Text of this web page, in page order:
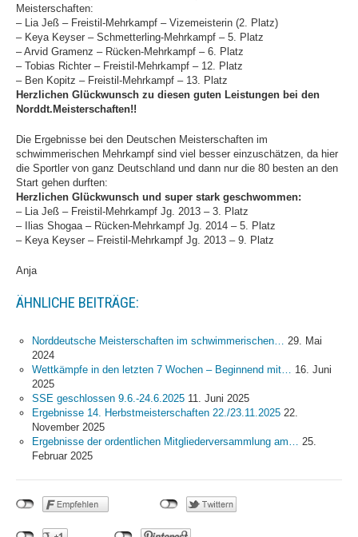
News
Trainingszeiten
Zingster Straße
News
Jugend
News
Termine
Bestenliste
Schwimmprojekt Sulzfelder
Straße
Termine
Bestenliste
Trainingszeiten
Termine
Wettkämpfe
Sonstige Veranstaltungen
Meisterschaften:
– Lia Jeß – Freistil-Mehrkampf – Vizemeisterin (2. Platz)
– Keya Keyser – Schmetterling-Mehrkampf – 5. Platz
– Arvid Gramenz – Rücken-Mehrkampf – 6. Platz
– Tobias Richter – Freistil-Mehrkampf – 12. Platz
– Ben Kopitz – Freistil-Mehrkampf – 13. Platz
Herzlichen Glückwunsch zu diesen guten Leistungen bei den
Norddt.Meisterschaften!!
Die Ergebnisse bei den Deutschen Meisterschaften im
schwimmerischen Mehrkampf sind viel besser einzuschätzen, da hier
die Sportler von ganz Deutschland und dann nur die 80 besten an den
Start gehen durften:
Herzlichen Glückwunsch und super stark geschwommen:
– Lia Jeß – Freistil-Mehrkampf Jg. 2013 – 3. Platz
– Ilias Shogaa – Rücken-Mehrkampf Jg. 2014 – 5. Platz
– Keya Keyser – Freistil-Mehrkampf Jg. 2013 – 9. Platz
Anja
ÄHNLICHE BEITRÄGE:
Norddeutsche Meisterschaften im schwimmerischen…
29. Mai
2024
Wettkämpfe in den letzten 7 Wochen – Beginnend mit…
16. Juni
2025
SSE geschlossen 9.6.-24.6.202511. Juni 2025
Ergebnisse 14. Herbstmeisterschaften 22./23.11.202522.
November 2025
Ergebnisse der ordentlichen Mitgliederversammlung am…
25.
Februar 2025